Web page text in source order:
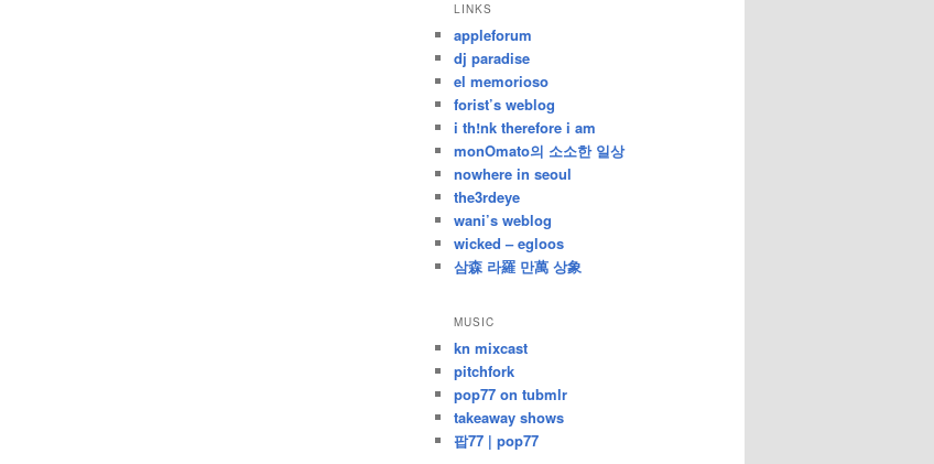
난
글
LINKS
appleforum
dj paradise
el memorioso
forist’s weblog
i th!nk therefore i am
monOmato의 소소한 일상
nowhere in seoul
the3rdeye
wani’s weblog
wicked – egloos
삼森 라羅 만萬 상象
MUSIC
kn mixcast
pitchfork
pop77 on tubmlr
takeaway shows
팝77 | pop77